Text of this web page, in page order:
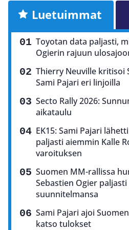
Luetuimmat
Toyotan data paljasti,
Ogierin rajuun
Thierry Neuville kritisoi
Sami Pajari eri linjoilla
Secto Rally 2026:
aikataulu
EK15: Sami Pajari
paljasti aiemmin Kalle
varoituksen
Suomen MM-rallissa
Sebastien Ogier
suunnitelmansa
Sami Pajari ajoi
katso tulokset